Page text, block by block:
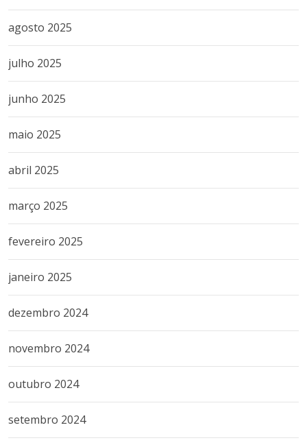
agosto 2025
julho 2025
junho 2025
maio 2025
abril 2025
março 2025
fevereiro 2025
janeiro 2025
dezembro 2024
novembro 2024
outubro 2024
setembro 2024